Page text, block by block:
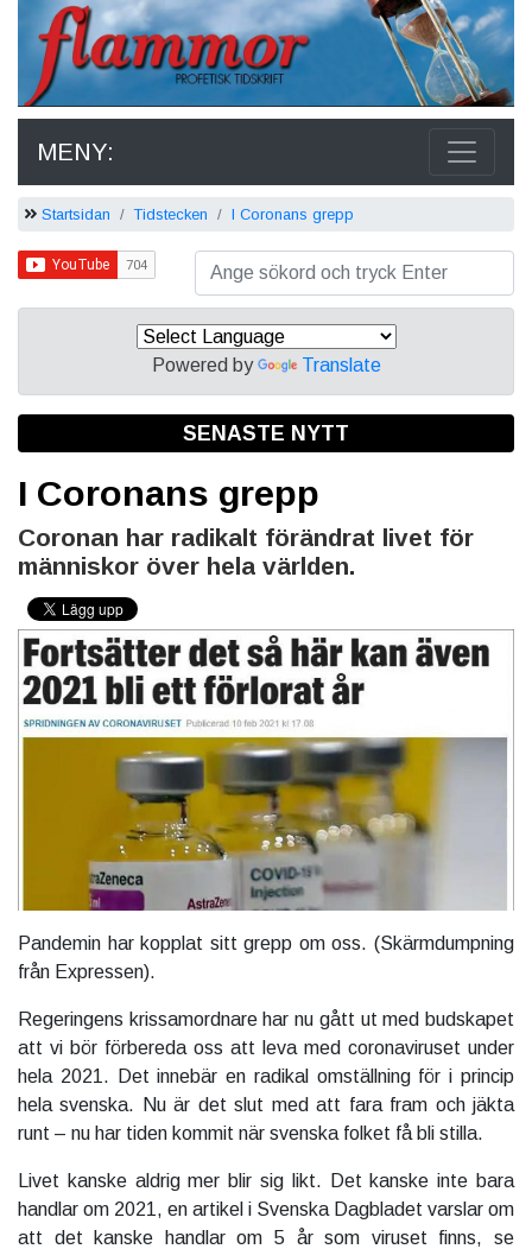
MENY:
Startsidan Tidstecken I Coronans grepp
Powered by Translate
SENASTE NYTT
I Coronans grepp
Coronan har radikalt förändrat livet för
människor över hela världen.
Pandemin har kopplat sitt grepp om oss. (Skärmdumpning
från Expressen).
Regeringens krissamordnare har nu gått ut med budskapet
att vi bör förbereda oss att leva med coronaviruset under
hela 2021. Det innebär en radikal omställning för i princip
hela svenska. Nu är det slut med att fara fram och jäkta
runt – nu har tiden kommit när svenska folket få bli stilla.
Livet kanske aldrig mer blir sig likt. Det kanske inte bara
handlar om 2021, en artikel i Svenska Dagbladet varslar om
att det kanske handlar om 5 år som viruset finns, se